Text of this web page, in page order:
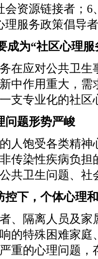
会资源链接者；
理服务政策倡导
成为“社区心理
应对公共卫生
中作用重大，需
支专业化的社区
问题形势严峻
饱受各类精神
传染性疾病负担
共卫生问题、社
控下，个体心理
隔离人员及家
的特殊困难家
重的心理问题